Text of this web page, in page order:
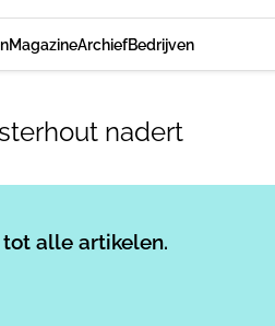
MagazineArchiefBedrijven
nadert
alle artikelen.